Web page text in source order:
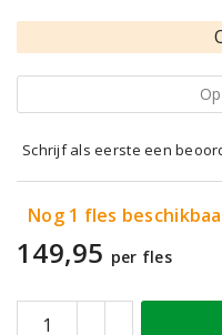
Schrijf als eerste een
Nog 1 fles
149,95 per fles